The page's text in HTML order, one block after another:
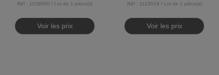
Réf : 1028050 / Lot de 1 pièce(s)
Voir les prix
Réf : 1123019 / Lot de 1 pièce(s)
Voir les prix